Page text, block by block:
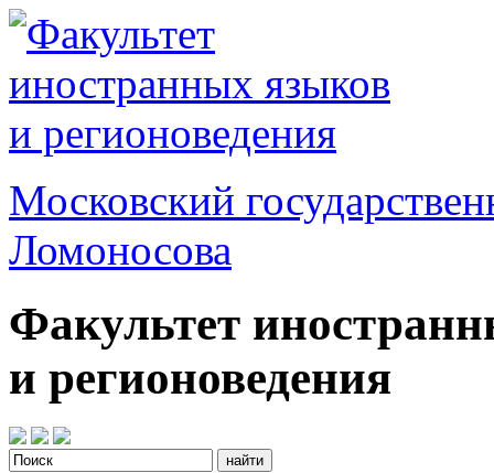
Московский
Ломоносова
Факультет
и регионоведения